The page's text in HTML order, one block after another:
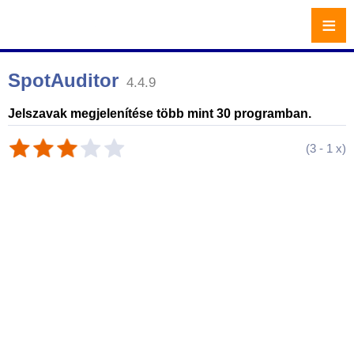
SpotAuditor 4.4.9
Jelszavak megjelenítése több mint 30 programban.
(3 - 1 x)
≡